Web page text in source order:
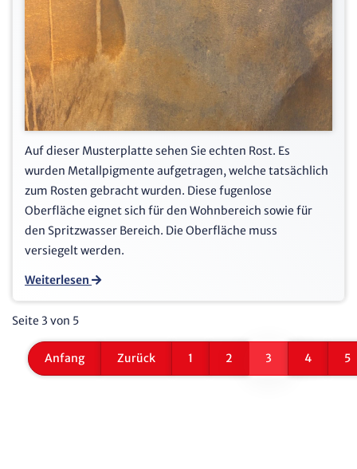
Auf dieser Musterplatte sehen Sie echten Rost. Es
wurden Metallpigmente aufgetragen, welche tatsächlich
zum Rosten gebracht wurden. Diese fugenlose
Oberfläche eignet sich für den Wohnbereich sowie für
den Spritzwasser Bereich. Die Oberfläche muss
versiegelt werden.
Weiterlesen
Seite 3 von 5
Anfang Zurück 1 2 3 4 5